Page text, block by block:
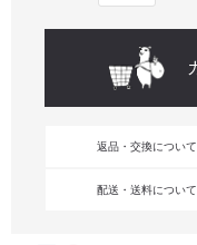
返品・交換について
配送・送料について